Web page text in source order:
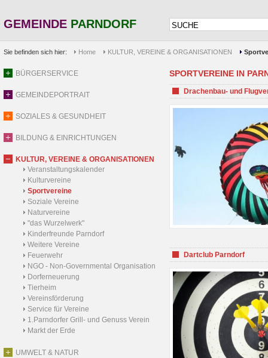
GEMEINDE PARNDORF
Sie befinden sich hier: Home KULTUR, VEREINE & ORGANISATIONEN
BÜRGERSERVICE
GEMEINDEPORTRAIT
SOZIALES & GESUNDHEIT
BILDUNG & EINRICHTUNGEN
KULTUR, VEREINE & ORGANISATIONEN
Veranstaltungskalender
Kulturvereine
Sportvereine
Soziale Vereine
Naturvereine
"das Wurzelwerk"
Kinderfreunde Parndorf
Weitere Vereine
Feuerwehr
NGO - Non-Governmental Organisation
Dorferneuerung
Tierheim
Vereinsförderung
Service für Vereine
1.Parndorfer Grill- und Genuss Verein
Markt der Erde
UMWELT & NATUR
SPORTVEREINE IN
Drachenbau- und
Dartclub Parndorf